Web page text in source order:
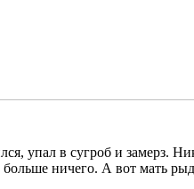
упал в сугроб и замерз.
ничего. А вот мать